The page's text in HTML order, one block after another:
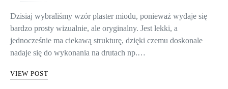
Dzisiaj wybraliśmy wzór plaster miodu, ponieważ wydaje się
bardzo prosty wizualnie, ale oryginalny. Jest lekki, a
jednocześnie ma ciekawą strukturę, dzięki czemu doskonale
nadaje się do wykonania na drutach np.…
VIEW POST